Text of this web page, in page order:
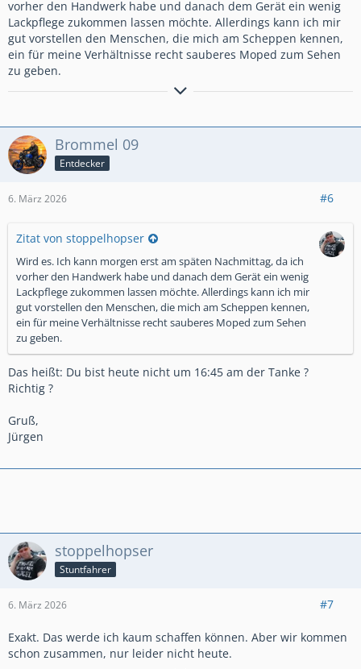
vorher den Handwerk habe und danach dem Gerät ein wenig
Lackpflege zukommen lassen möchte. Allerdings kann ich mir
gut vorstellen den Menschen, die mich am Scheppen kennen,
ein für meine Verhältnisse recht sauberes Moped zum Sehen
zu geben.
Ich kann gut Mitmenschen umgehen.
Brommel 09
Entdecker
6. März 2026 #6
Zitat von stoppelhopser
Wird es. Ich kann morgen erst am späten Nachmittag, da ich
vorher den Handwerk habe und danach dem Gerät ein wenig
Lackpflege zukommen lassen möchte. Allerdings kann ich mir
gut vorstellen den Menschen, die mich am Scheppen kennen,
ein für meine Verhältnisse recht sauberes Moped zum Sehen
zu geben.
Das heißt: Du bist heute nicht um 16:45 am der Tanke ?
Richtig ?
Gruß,
Jürgen
stoppelhopser
Stuntfahrer
6. März 2026 #7
Exakt. Das werde ich kaum schaffen können. Aber wir kommen
schon zusammen, nur leider nicht heute.